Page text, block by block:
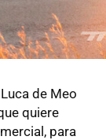
Luca de Meo
quiere
para